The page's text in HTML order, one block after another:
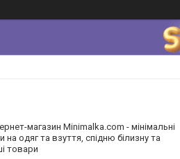
магазин Minimalka.com - мінімальні
на одяг та взуття, спідню білизну та
товари